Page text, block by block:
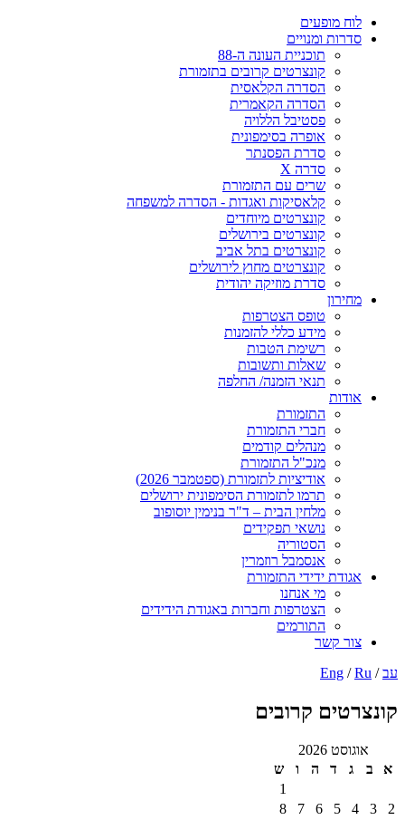
מופעים
ומנויים
תוכניית העונה ה-88
קונצרטים קרובים בתזמורת
הסדרה הקלאסית
הסדרה הקאמרית
פסטיבל הללויה
אופרה בסימפונית
סדרת הפסנתר
שרים עם התזמורת
קלאסיקות ואגדות - הסדרה למשפחה
קונצרטים מיוחדים
קונצרטים בירושלים
קונצרטים בתל אביב
קונצרטים מחוץ לירושלים
סדרת מוזיקה יהודית
טופס הצטרפות
מידע כללי להזמנות
רשימת הטבות
שאלות ותשובות
תנאי הזמנה/ החלפה
התזמורת
חברי התזמורת
מנהלים קודמים
מנכ"ל התזמורת
אודיציות לתזמורת (ספטמבר 2026)
תרמו לתזמורת הסימפונית ירושלים
מלחין הבית – ד"ר בנימין יוסופוב
נושאי תפקידים
הסטוריה
אנסמבל רוזמרין
ידידי התזמורת
מי אנחנו
הצטרפות וחברות באגודת הידידים
התורמים
קשר
Eng
קרובים
ד ה ו
ש
5
6
7
8